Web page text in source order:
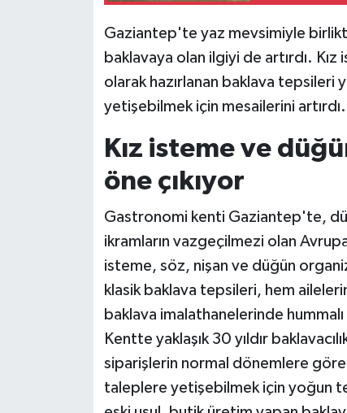
Gaziantep'te yaz mevsimiyle
baklavaya olan ilgiyi de artırdı.
olarak hazırlanan baklava tepsileri
yetişebilmek için mesailerini artırdı.
Kız isteme ve
öne çıkıyor
Gastronomi kenti Gaziantep'te,
ikramların vazgeçilmezi olan
isteme, söz, nişan ve düğün
klasik baklava tepsileri, hem
baklava imalathanelerinde
Kentte yaklaşık 30 yıldır
siparişlerin normal dönemlere
taleplere yetişebilmek için yoğun
Televizyon
Yaşam-Çevre